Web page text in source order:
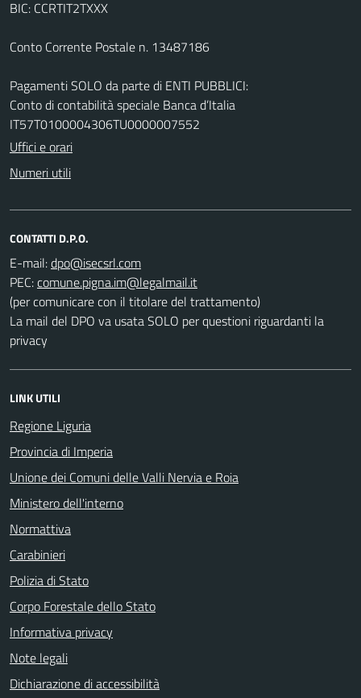
BIC: CCRTIT2TXXX
Conto Corrente Postale n. 13487186
Pagamenti SOLO da parte di ENTI PUBBLICI:
Conto di contabilità speciale Banca d’Italia
IT57T0100004306TU0000007552
Uffici e orari
Numeri utili
CONTATTI D.P.O.
E-mail:
PEC:
(per comunicare con il titolare del trattamento)
La mail del DPO va usata SOLO per questioni riguardanti la
privacy
LINK UTILI
Regione Liguria
Provincia di Imperia
Unione dei Comuni delle Valli Nervia e Roia
Ministero dell'interno
Normattiva
Carabinieri
Polizia di Stato
Corpo Forestale dello Stato
Informativa privacy
Note legali
Dichiarazione di accessibilità